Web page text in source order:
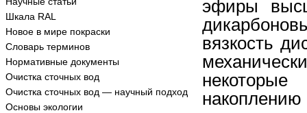
Шкала RAL
Новое в мире покраски
Словарь терминов
Нормативные документы
Очистка сточных вод
Очистка сточных вод — научный подход
Основы экологии
эфиры
вязкость
накоплению